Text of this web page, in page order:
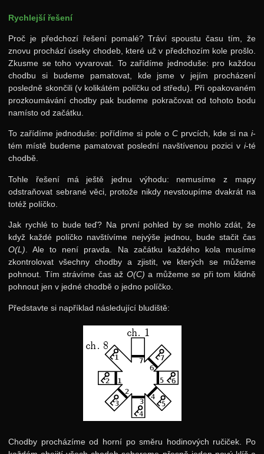
Rychlejší řešení
Proč je předchozí řešení pomalé? Tráví spoustu času tím, že
znovu prochází úseky chodeb, které už v předchozím kole prošlo.
Zkusme se toho vyvarovat. To zařídíme jednoduše: pro každou
chodbu si budeme pamatovat, kde jsme v jejím procházení
posledně skončili (v kolikátém políčku od středu). Při opakovaném
prozkoumávání chodby pak budeme pokračovat od tohoto bodu
namísto od začátku.
To zařídíme jednoduše: pořídíme si pole o Cprvcích, kde si na i-
tém místě budeme pamatovat poslední navštívenou pozici v i-té
chodbě.
Tohle řešení má ještě jednu výhodu: nemusíme z mapy
odstraňovat sebrané věci, protože nikdy nevstoupíme dvakrát na
totéž políčko.
Jak rychlé to bude teď? Na první pohled by se mohlo zdát, že
když každé políčko navštívíme nejvýše jednou, bude stačit čas
O(L). Ale to není pravda. Na začátku každého kola musíme
zkontrolovat všechny chodby a zjistit, ve kterých se můžeme
pohnout. Tím strávíme čas až O(C) a můžeme se při tom klidně
pohnout jen v jedné chodbě o jedno políčko.
Představte si například následující bludiště:
Chodby procházíme od horní po směru hodinových ručiček. Po